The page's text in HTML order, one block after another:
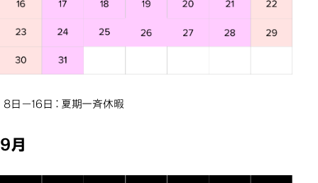
8日－16日：夏期一斉休暇
9月